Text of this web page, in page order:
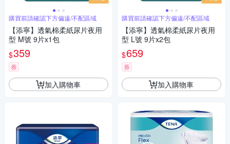
購買前請確認下方偏遠/不配區域
【添寧】透氣棉柔紙尿片夜用
型 M號 9片x1包
$359
券
加入購物車
購買前請確認下方偏遠/不配區域
【添寧】透氣棉柔紙尿片夜用
型 L號 9片x2包
$659
券
加入購物車